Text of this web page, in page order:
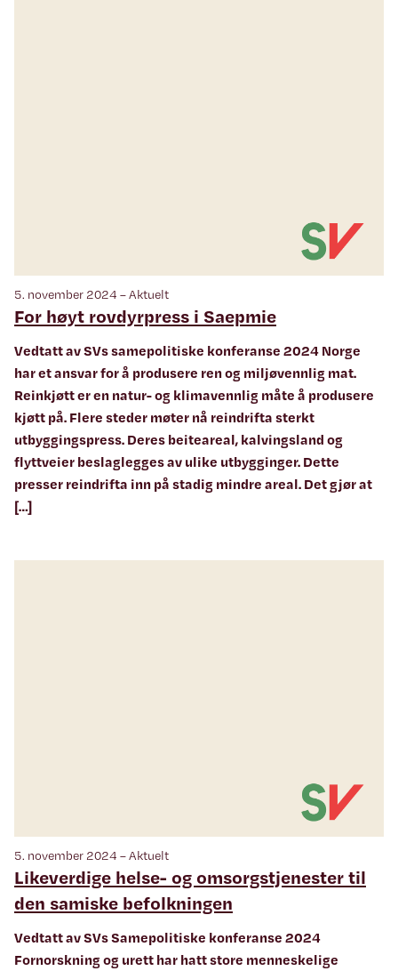
5. november 2024 – Aktuelt
For høyt rovdyrpress i Saepmie
Vedtatt av SVs samepolitiske konferanse 2024 Norge
har et ansvar for å produsere ren og miljøvennlig mat.
Reinkjøtt er en natur- og klimavennlig måte å produsere
kjøtt på. Flere steder møter nå reindrifta sterkt
utbyggingspress. Deres beiteareal, kalvingsland og
flyttveier beslaglegges av ulike utbygginger. Dette
presser reindrifta inn på stadig mindre areal. Det gjør at
[…]
5. november 2024 – Aktuelt
Likeverdige helse- og omsorgstjenester til
den samiske befolkningen
Vedtatt av SVs Samepolitiske konferanse 2024
Fornorskning og urett har hatt store menneskelige